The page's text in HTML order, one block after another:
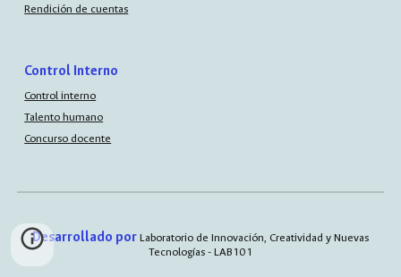
Rendición de cuentas
Control Interno
Control interno
Talento humano
Concurso docente
Desarrollado porLaboratorio de Innovación, Creatividad y Nuevas
Tecnologías - LAB101